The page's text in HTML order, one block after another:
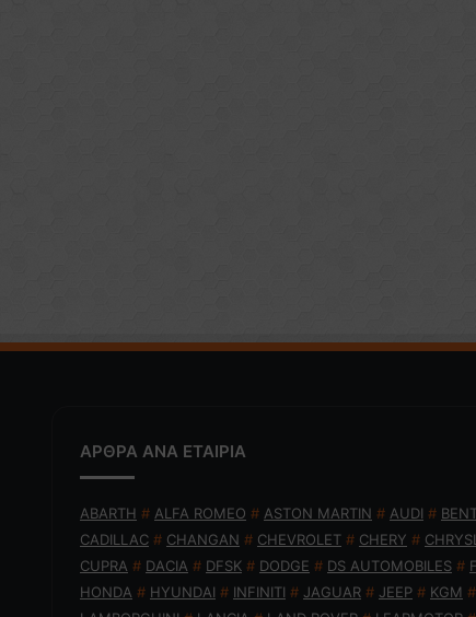
ΑΡΘΡΑ ΑΝΑ ΕΤΑΙΡΙΑ
ABARTH # ALFA ROMEO # ASTON MARTIN # AUDI #
CADILLAC # CHANGAN # CHEVROLET # CHERY #
CUPRA # DACIA # DFSK # DODGE # DS AUTOMOBILES #
HONDA # HYUNDAI # INFINITI # JAGUAR # JEEP # KGM #